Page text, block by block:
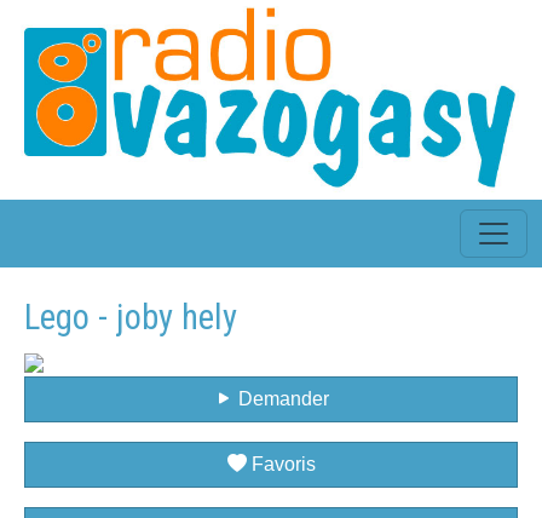
Lego - joby hely
Demander
Favoris